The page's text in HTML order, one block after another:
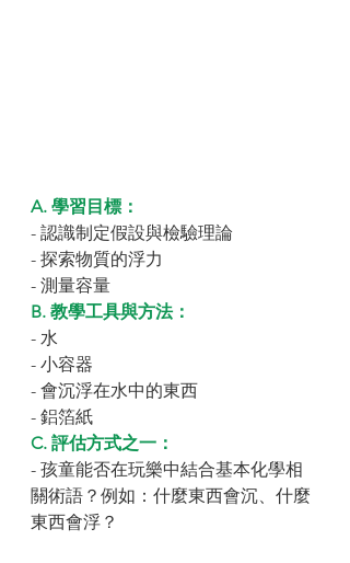
A. 學習目標：
- 認識制定假設與檢驗理論
- 探索物質的浮力
- 測量容量
B. 教學工具與方法：
- 水
- 小容器
- 會沉浮在水中的東西
- 鋁箔紙
C. 評估方式之一：
- 孩童能否在玩樂中結合基本化學相
關術語？例如：什麼東西會沉、什麼
東西會浮？